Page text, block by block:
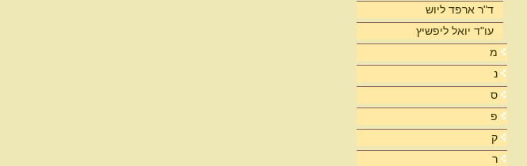
ד"ר ארפד ליוש
עו"ד יואל ליפשיץ
מ
נ
ס
פ
ק
ר